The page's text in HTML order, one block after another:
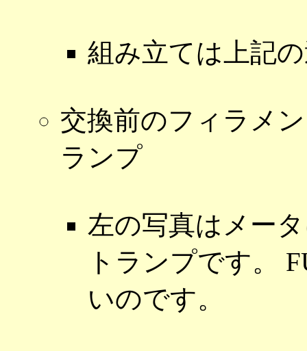
組み立ては上記
交換前のフィラメ
ランプ
左の写真はメー
トランプです。
いのです。